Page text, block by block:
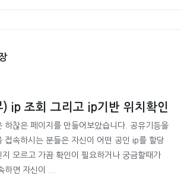
) ip 조회 그리고 ip기반 위치확인
하찮은 페이지를 만들어보았습니다. 공유기등을
접속하시는 분들은 자신이 어떤 공인 ip를 할당
지 모르고 가끔 확인이 필요하거나 궁금할때가
하면 자신이 ...